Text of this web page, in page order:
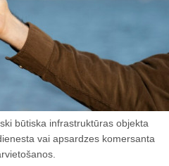
būtiska infrastruktūras objekta
vai apsardzes komersanta